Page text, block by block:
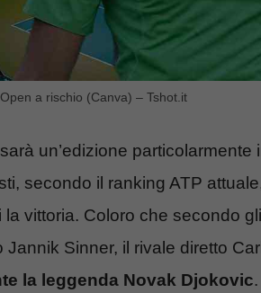
a rischio (Canva) – Tshot.it
un’edizione
secondo il ranking ATP
vittoria. Coloro che secondo
Sinner, il rivale diretto
la leggenda Novak Djokovic.